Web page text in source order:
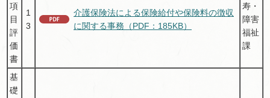
項
目
評
価
書
1
3
介護保険法による保険給付や保険料の徴収
に関する事務（PDF：185KB）
寿・
障害
福祉
課
基
礎